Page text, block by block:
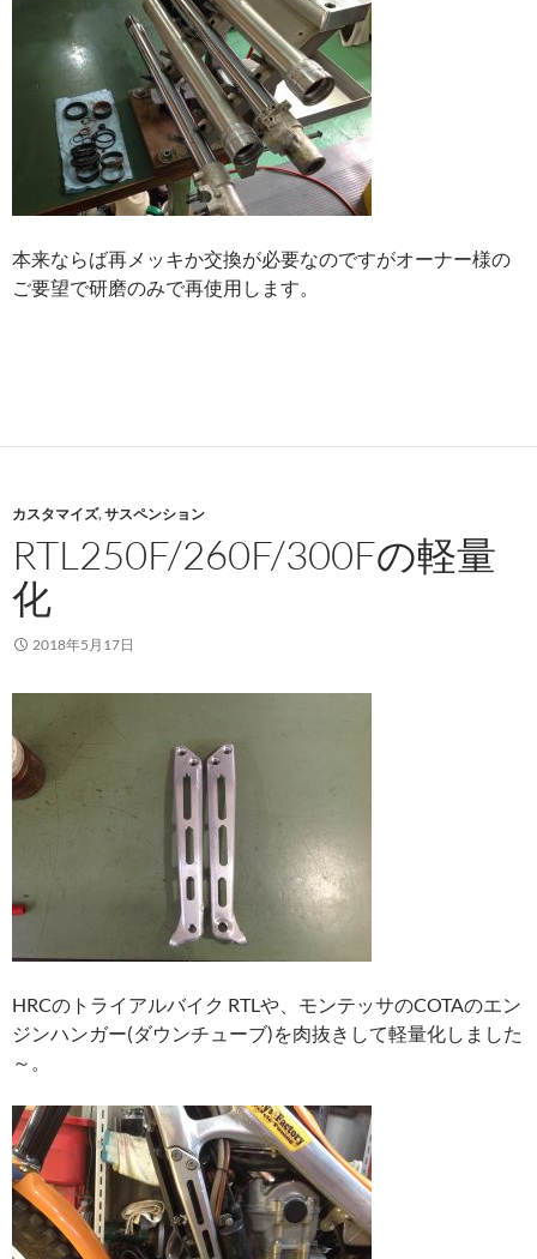
本来ならば再メッキか交換が必要なのですがオーナー様の
ご要望で研磨のみで再使用します。
カスタマイズ,サスペンション
RTL250F/260F/300Fの軽量
化
2018年5月17日
HRCのトライアルバイク RTLや、モンテッサのCOTAのエン
ジンハンガー(ダウンチューブ)を肉抜きして軽量化しました
～。